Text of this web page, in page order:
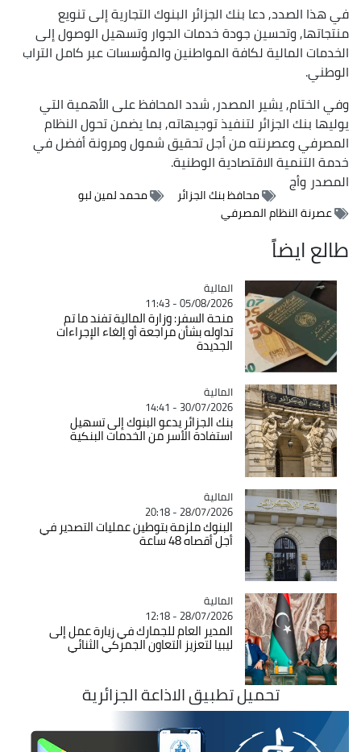
في هذا الصدد, دعا بنك الجزائر البنوك التجارية إلى تنويع
منتجاتها, وتحسين جودة خدمات الجوار وتسهيل الوصول إلى
الخدمات المالية لكافة المواطنين والمؤسسات عبر كامل التراب
الوطني.
وفي الختام, يشير المصدر, شدد المحافظ على الأهمية التي
يوليها بنك الجزائر لتنفيذ توجيهاته, بما يضمن تحول النظام
المصرفي وعصرنته من أجل تحقيق شمول ومرونة أفضل في
خدمة التنمية الاقتصادية الوطنية.
المصدروأج
محافظ بنك الجزائر
محمد لمين لبو
عصرنة النظام المصرفي
طالع ايضاً
Catégorie
المالية
05/08/2026 - 11:43
منحة السفر: وزارة المالية تفند ما تم
تداوله بشأن مراجعة أو إلغاء الإجراءات
الجديدة
Catégorie
المالية
30/07/2026 - 14:41
بنك الجزائر يدعو البنوك إلى تسهيل
استفادة الأسر من الخدمات البنكية
Catégorie
المالية
28/07/2026 - 20:18
البنوك ملزمة بتوطين عمليات التصدير في
أجل أقصاه 48 ساعة
Catégorie
المالية
28/07/2026 - 12:18
المدير العام للجمارك في زيارة عمل إلى
ليبيا لتعزيز التعاون الجمركي الثنائي
تحميل تطبيق الاذاعة الجزائرية